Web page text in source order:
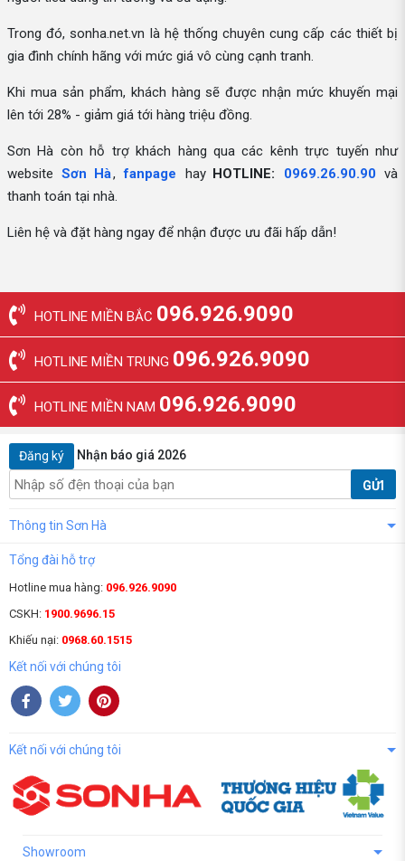
Trong đó, sonha.net.vn là hệ thống chuyên cung cấp các thiết bị
gia đình chính hãng với mức giá vô cùng cạnh tranh.
Khi mua sản phẩm, khách hàng sẽ được nhận mức khuyến mại
lên tới 28% - giảm giá tới hàng triệu đồng.
Sơn Hà còn hỗ trợ khách hàng qua các kênh trực tuyến như
website Sơn Hà, fanpage hay HOTLINE: 0969.26.90.90 và
thanh toán tại nhà.
Liên hệ và đặt hàng ngay để nhận được ưu đãi hấp dẫn!
HOTLINE MIỀN BẮC 096.926.9090
HOTLINE MIỀN TRUNG 096.926.9090
HOTLINE MIỀN NAM 096.926.9090
Đăng ký Nhận báo giá 2026
GỬI
Thông tin Sơn Hà
Tổng đài hỗ trợ
Hotline mua hàng: 096.926.9090
CSKH: 1900.9696.15
Khiếu nại: 0968.60.1515
Kết nối với chúng tôi
Kết nối với chúng tôi
Showroom